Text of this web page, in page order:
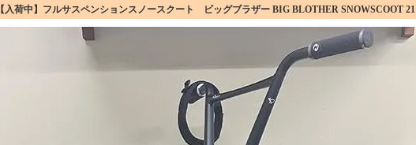
【入荷中】フルサスペンションスノースクート ビッグブラザー BIG BLOTHER SNOWSCOOT 21